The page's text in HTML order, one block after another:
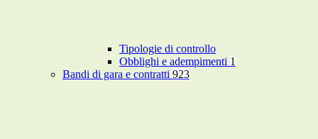
Tipologie di controllo
Obblighi e adempimenti 1
Bandi di gara e contratti 923